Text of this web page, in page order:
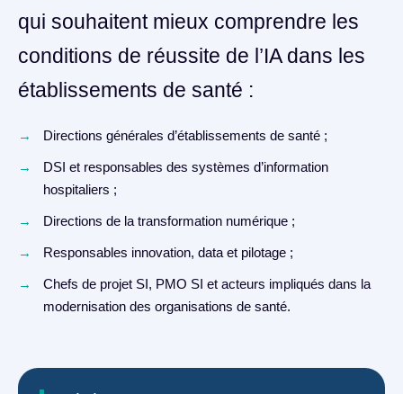
qui souhaitent mieux comprendre les
conditions de réussite de l’IA dans les
établissements de santé :
Directions générales d’établissements de santé ;
DSI et responsables des systèmes d’information
hospitaliers ;
Directions de la transformation numérique ;
Responsables innovation, data et pilotage ;
Chefs de projet SI, PMO SI et acteurs impliqués dans la
modernisation des organisations de santé.